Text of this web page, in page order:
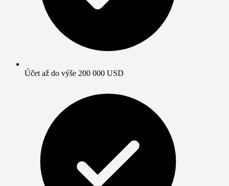
Účet až do výše 200 000 USD